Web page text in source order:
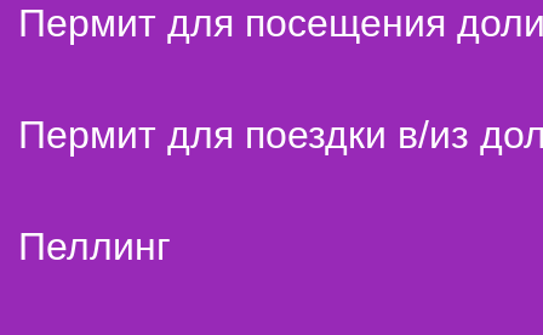
Пермит для посещения
Пермит для поездки в/из
Пеллинг